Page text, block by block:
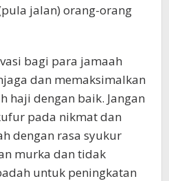
jalan) orang-orang
bagi para jamaah
dan memaksimalkan
haji dengan baik. Jangan
pada nikmat dan
dengan rasa syukur
murka dan tidak
untuk peningkatan